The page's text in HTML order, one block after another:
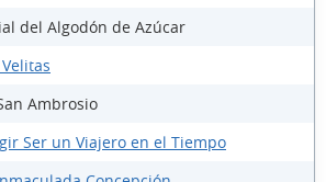
del Algodón de Azúcar
Ambrosio
Ser un Viajero en el Tiempo